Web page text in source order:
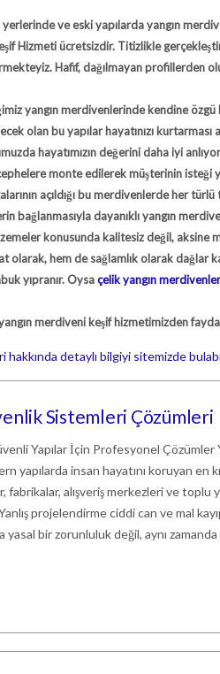
ve eski yapılarda yangın
Hizmetiücretsizdir. Titizlikle
Hafif, dağılmayan profillerden
yangın merdivenlerinde kendine
olan bu yapılar hayatınızı
hayatımızın değerini daha iyi
monte edilerek müşterinin isteği
açıldığı bu merdivenlerde her
bağlanmasıyla dayanıklı yangın
konusunda kalitesiz değil, aksine
hem de sağlamlık olarak dağlar
yıpranır. Oysaçelik yangın
merdiveni keşif hizmetimizden
hakkında detaylı bilgiyi sitemizde
Sistemleri Çözümleri
Yapılar İçin Profesyonel Çözümler
yapılarda insan hayatını koruyan en
alışveriş merkezleri ve toplu
projelendirme ciddi can ve mal
yasal bir zorunluluk değil, aynı